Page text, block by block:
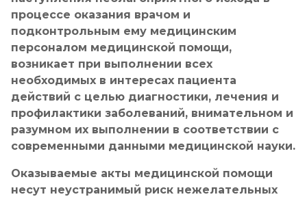
процессе оказания врачом и
подконтрольным ему медицинским
персоналом медицинской помощи,
возникает при выполнении всех
необходимых в интересах пациента
действий с целью диагностики, лечения и
профилактики заболеваний, внимательном и
разумном их выполнении в соответствии с
современными данными медицинской науки.
Оказываемые акты медицинской помощи
несут неустранимый риск нежелательных